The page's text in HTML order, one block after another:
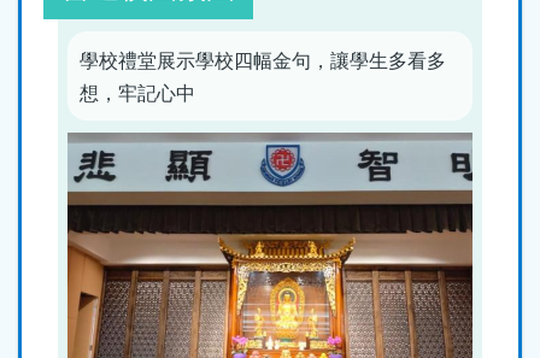
學校禮堂展示學校四幅金句，讓學生多看多
想，牢記心中